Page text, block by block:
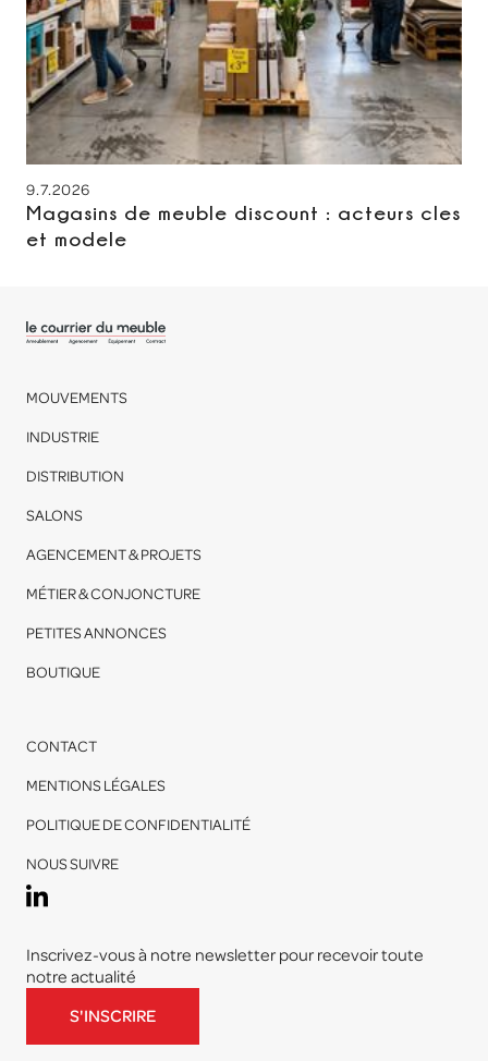
9.7.2026
Magasins de meuble discount : acteurs cles
et modele
MOUVEMENTS
INDUSTRIE
DISTRIBUTION
SALONS
AGENCEMENT & PROJETS
MÉTIER & CONJONCTURE
PETITES ANNONCES
BOUTIQUE
CONTACT
MENTIONS LÉGALES
POLITIQUE DE CONFIDENTIALITÉ
NOUS SUIVRE
Inscrivez-vous à notre newsletter pour recevoir toute
notre actualité
S'INSCRIRE